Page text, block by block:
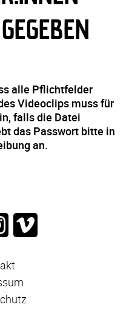
alle Pflichtfelder
Videoclips muss für
falls die Datei
das Passwort bitte in
an.